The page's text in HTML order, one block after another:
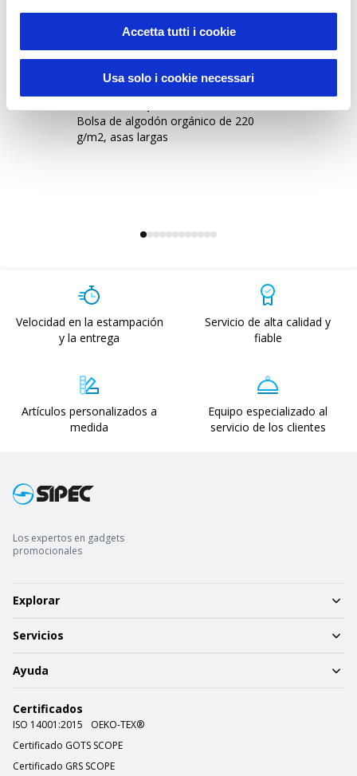
Accetta tutti i cookie
Usa solo i cookie necessari
Sustainable Living
Bolsa de algodón orgánico de 220
g/m2, asas largas
Velocidad en la estampación
y la entrega
Servicio de alta calidad y
fiable
Artículos personalizados a
medida
Equipo especializado al
servicio de los clientes
Los expertos en gadgets
promocionales
Explorar
Servicios
Ayuda
Certificados
ISO 14001:2015
OEKO-TEX®
Certificado GOTS SCOPE
Certificado GRS SCOPE